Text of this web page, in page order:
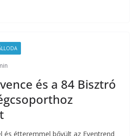
és a 84 Bisztró
és étteremmel bővült az Eventrend